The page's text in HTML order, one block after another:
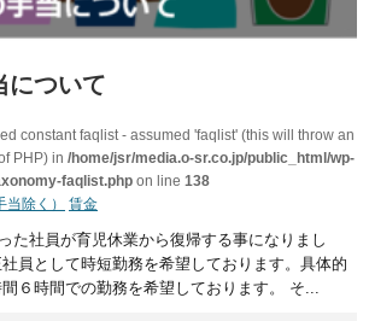
について
constant faqlist - assumed 'faqlist' (this will throw an
PHP) in /home/jsr/media.o-sr.co.jp/public_html/wp-
faqlist.php on line 138
除く） 賃金
た社員が育児休業から復帰する事になりまし
員として時短勤務を希望しております。具体的
６時間での勤務を希望しております。 そ